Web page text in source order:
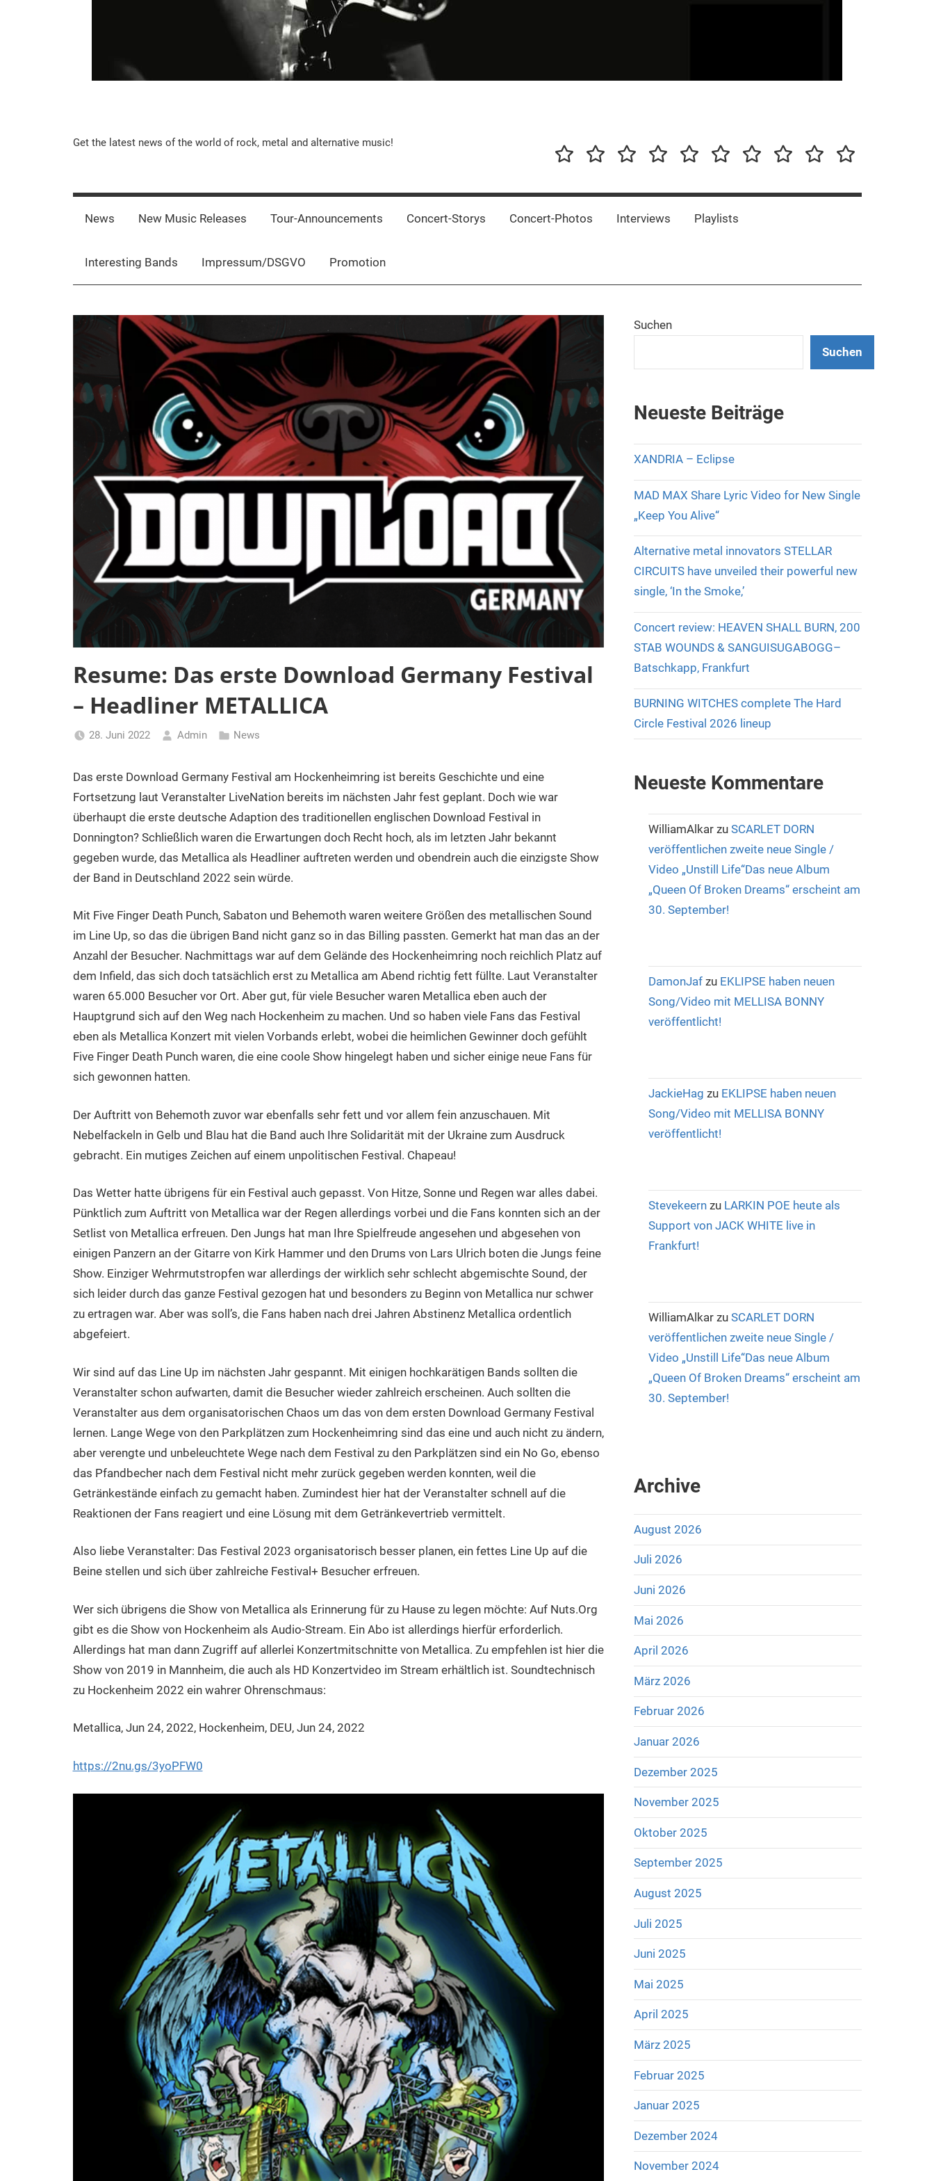
Music-
Rebels.Com
Get the latest news of the world of rock, metal and alternative music!
News
New
Releases
Tour-
Concert-Concert-InterviewsPlaylistsInterestingImpressum/DSGVO
Promotion
News New Music Releases Tour-Announcements Concert-Storys Concert-Photos Interviews Playlists
Interesting Bands Impressum/DSGVO Promotion
Resume: Das erste Download Germany Festival
– Headliner METALLICA
28. Juni 2022 Admin News
Das erste Download Germany Festival am Hockenheimring ist bereits Geschichte und eine
Fortsetzung laut Veranstalter LiveNation bereits im nächsten Jahr fest geplant. Doch wie war
überhaupt die erste deutsche Adaption des traditionellen englischen Download Festival in
Donnington? Schließlich waren die Erwartungen doch Recht hoch, als im letzten Jahr bekannt
gegeben wurde, das Metallica als Headliner auftreten werden und obendrein auch die einzigste Show
der Band in Deutschland 2022 sein würde.
Mit Five Finger Death Punch, Sabaton und Behemoth waren weitere Größen des metallischen Sound
im Line Up, so das die übrigen Band nicht ganz so in das Billing passten. Gemerkt hat man das an der
Anzahl der Besucher. Nachmittags war auf dem Gelände des Hockenheimring noch reichlich Platz auf
dem Infield, das sich doch tatsächlich erst zu Metallica am Abend richtig fett füllte. Laut Veranstalter
waren 65.000 Besucher vor Ort. Aber gut, für viele Besucher waren Metallica eben auch der
Hauptgrund sich auf den Weg nach Hockenheim zu machen. Und so haben viele Fans das Festival
eben als Metallica Konzert mit vielen Vorbands erlebt, wobei die heimlichen Gewinner doch gefühlt
Five Finger Death Punch waren, die eine coole Show hingelegt haben und sicher einige neue Fans für
sich gewonnen hatten.
Der Auftritt von Behemoth zuvor war ebenfalls sehr fett und vor allem fein anzuschauen. Mit
Nebelfackeln in Gelb und Blau hat die Band auch Ihre Solidarität mit der Ukraine zum Ausdruck
gebracht. Ein mutiges Zeichen auf einem unpolitischen Festival. Chapeau!
Das Wetter hatte übrigens für ein Festival auch gepasst. Von Hitze, Sonne und Regen war alles dabei.
Pünktlich zum Auftritt von Metallica war der Regen allerdings vorbei und die Fans konnten sich an der
Setlist von Metallica erfreuen. Den Jungs hat man Ihre Spielfreude angesehen und abgesehen von
einigen Panzern an der Gitarre von Kirk Hammer und den Drums von Lars Ulrich boten die Jungs feine
Show. Einziger Wehrmutstropfen war allerdings der wirklich sehr schlecht abgemischte Sound, der
sich leider durch das ganze Festival gezogen hat und besonders zu Beginn von Metallica nur schwer
zu ertragen war. Aber was soll’s, die Fans haben nach drei Jahren Abstinenz Metallica ordentlich
abgefeiert.
Wir sind auf das Line Up im nächsten Jahr gespannt. Mit einigen hochkarätigen Bands sollten die
Veranstalter schon aufwarten, damit die Besucher wieder zahlreich erscheinen. Auch sollten die
Veranstalter aus dem organisatorischen Chaos um das von dem ersten Download Germany Festival
lernen. Lange Wege von den Parkplätzen zum Hockenheimring sind das eine und auch nicht zu ändern,
aber verengte und unbeleuchtete Wege nach dem Festival zu den Parkplätzen sind ein No Go, ebenso
das Pfandbecher nach dem Festival nicht mehr zurück gegeben werden konnten, weil die
Getränkestände einfach zu gemacht haben. Zumindest hier hat der Veranstalter schnell auf die
Reaktionen der Fans reagiert und eine Lösung mit dem Getränkevertrieb vermittelt.
Also liebe Veranstalter: Das Festival 2023 organisatorisch besser planen, ein fettes Line Up auf die
Beine stellen und sich über zahlreiche Festival+ Besucher erfreuen.
Wer sich übrigens die Show von Metallica als Erinnerung für zu Hause zu legen möchte: Auf Nuts.Org
gibt es die Show von Hockenheim als Audio-Stream. Ein Abo ist allerdings hierfür erforderlich.
Allerdings hat man dann Zugriff auf allerlei Konzertmitschnitte von Metallica. Zu empfehlen ist hier die
Show von 2019 in Mannheim, die auch als HD Konzertvideo im Stream erhältlich ist. Soundtechnisch
zu Hockenheim 2022 ein wahrer Ohrenschmaus:
Metallica, Jun 24, 2022, Hockenheim, DEU, Jun 24, 2022
https://2nu.gs/3yoPFW0
Suchen
Suchen
Neueste Beiträge
XANDRIA – Eclipse
MAD MAX Share Lyric Video for New Single
„Keep You Alive“
Alternative metal innovators STELLAR
CIRCUITS have unveiled their powerful new
single, ‘In the Smoke,’
Concert review: HEAVEN SHALL BURN, 200
STAB WOUNDS & SANGUISUGABOGG–
Batschkapp, Frankfurt
BURNING WITCHES complete The Hard
Circle Festival 2026 lineup
Neueste Kommentare
WilliamAlkar zu SCARLET DORN
veröffentlichen zweite neue Single /
Video „Unstill Life“Das neue Album
„Queen Of Broken Dreams“ erscheint am
30. September!
DamonJaf zu EKLIPSE haben neuen
Song/Video mit MELLISA BONNY
veröffentlicht!
JackieHag zu EKLIPSE haben neuen
Song/Video mit MELLISA BONNY
veröffentlicht!
Stevekeern zu LARKIN POE heute als
Support von JACK WHITE live in
Frankfurt!
WilliamAlkar zu SCARLET DORN
veröffentlichen zweite neue Single /
Video „Unstill Life“Das neue Album
„Queen Of Broken Dreams“ erscheint am
30. September!
Archive
August 2026
Juli 2026
Juni 2026
Mai 2026
April 2026
März 2026
Februar 2026
Januar 2026
Dezember 2025
November 2025
Oktober 2025
September 2025
August 2025
Juli 2025
Juni 2025
Mai 2025
April 2025
März 2025
Februar 2025
Januar 2025
Dezember 2024
November 2024